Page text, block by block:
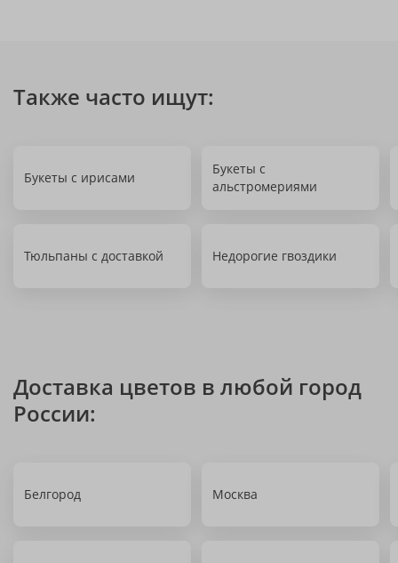
Также часто ищут:
Букеты с ирисами
Букеты с
альстромериями
Тюльпаны с доставкой Недорогие гвоздики
Доставка цветов в любой город
России:
Белгород Москва